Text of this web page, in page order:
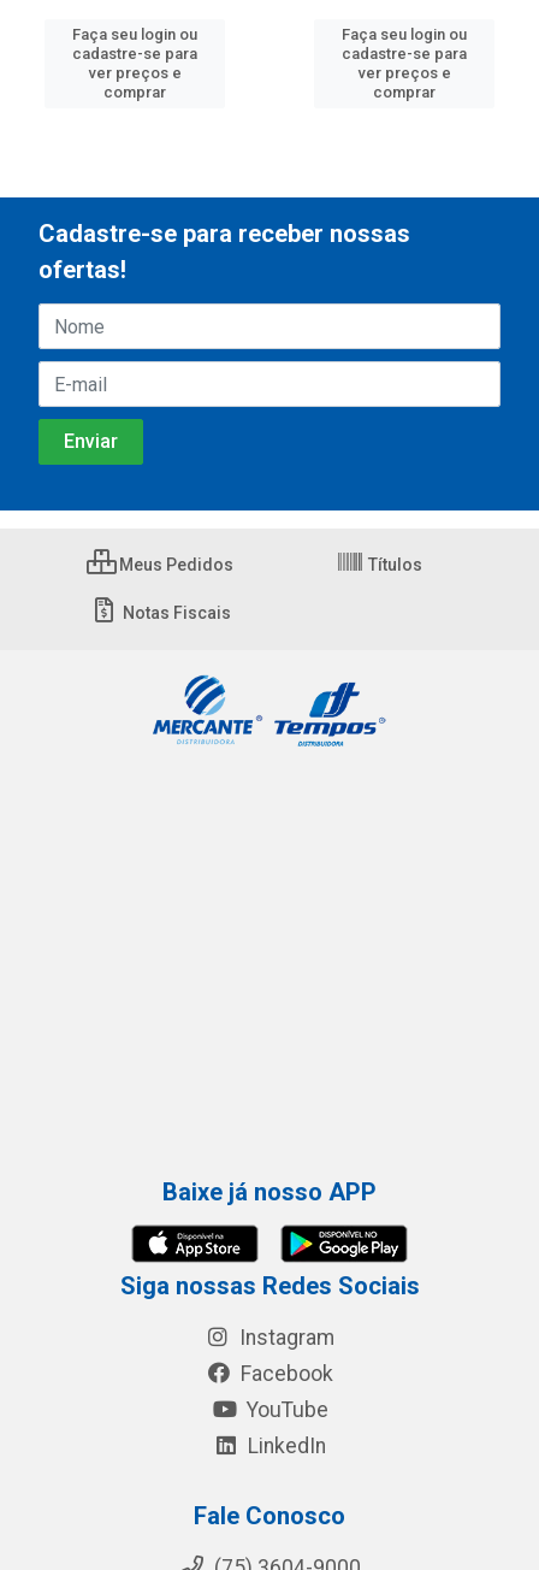
Faça seu login ou
cadastre-se para
ver preços e
comprar
Faça seu login ou
cadastre-se para
ver preços e
comprar
Cadastre-se para receber nossas
ofertas!
Meus Pedidos Títulos
Notas Fiscais
Baixe já nosso APP
Siga nossas Redes Sociais
Instagram
Facebook
YouTube
LinkedIn
Fale Conosco